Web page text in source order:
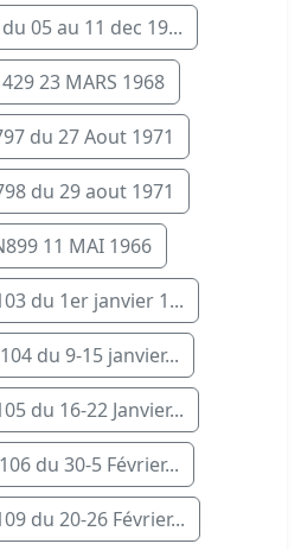
05 au 11 dec 19...
23 MARS 1968
du 27 Aout 1971
du 29 aout 1971
11 MAI 1966
du 1er janvier 1...
du 9-15 janvier...
du 16-22 Janvier...
du 30-5 Février...
du 20-26 Février...